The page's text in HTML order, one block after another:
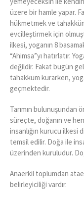
üzere bir hamle yapar.
hükmetmek ve
evcilleştirmek için
ilkesi, yoganın 8
“Ahimsa”yı hatırlatır.
değildir. Fakat bugün
tahakküm kurarken,
geçmektedir.
Tarımın bulunuşundan
süreçte, doğanın ve
insanlığın kurucu ilkesi
temsil edilir. Doğa ile
üzerinden kuruludur.
Anaerkil toplumdan
belirleyiciliği vardır.